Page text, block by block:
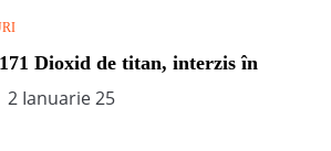
Dioxid de titan, interzis în
2 Ianuarie 25